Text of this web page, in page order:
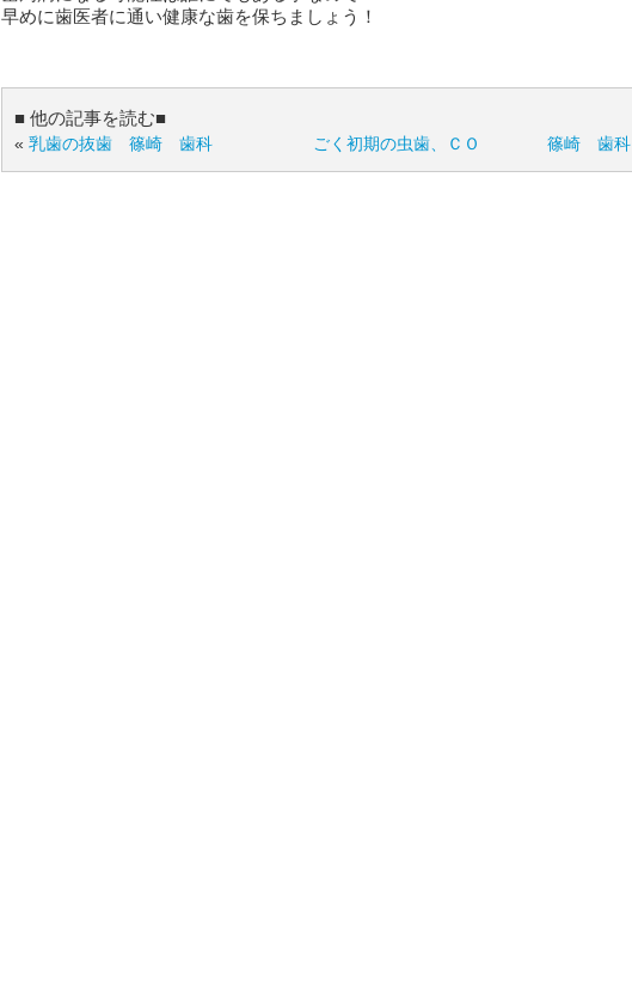
早めに歯医者に通い健康な歯を保ちましょう！
■ 他の記事を読む■
« 乳歯の抜歯 篠崎 歯科 ごく初期の虫歯、ＣＯ 篠崎 歯科